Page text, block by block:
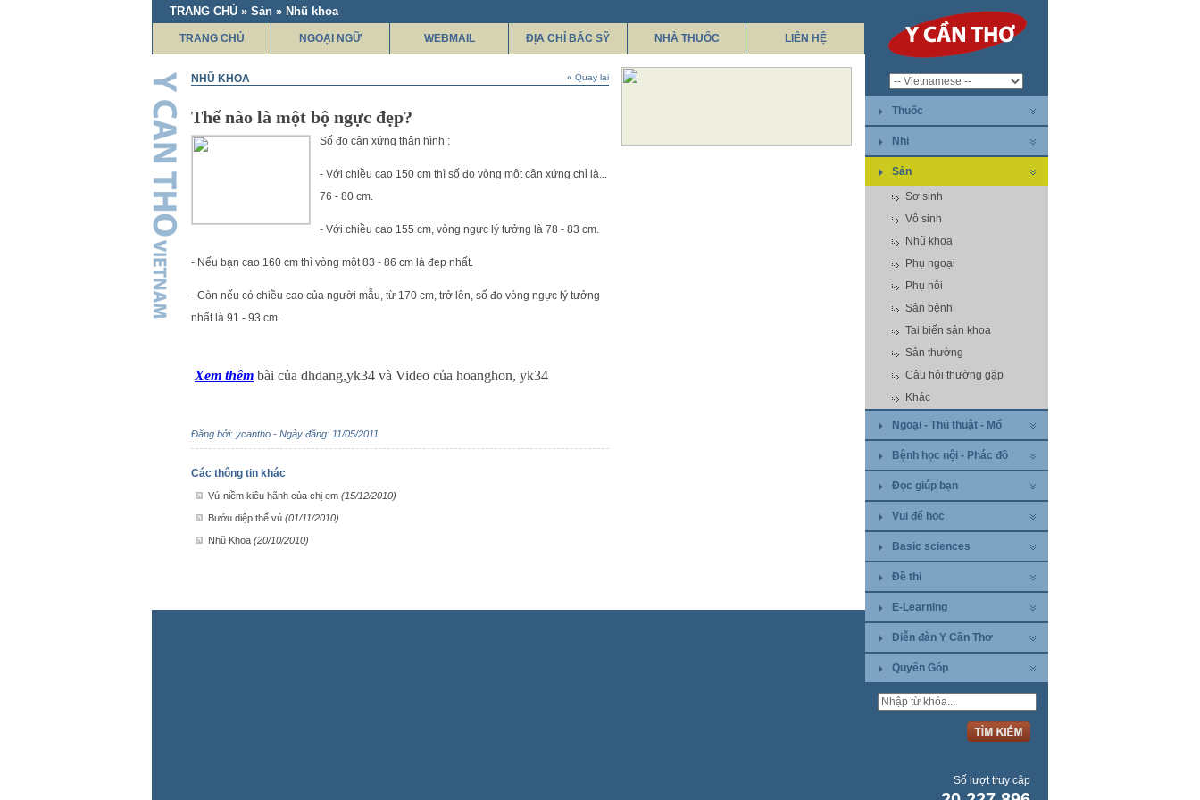
TRANG CHỦ » Sản » Nhũ khoa
TRANG CHỦ NGOẠI NGỮ WEBMAIL ĐỊA CHỈ BÁC SỸ NHÀ THUỐC LIÊN HỆ
NHŨ KHOA « Quay lại
Thế nào là một bộ ngực đẹp?
Số đo cân xứng thân hình :
- Với chiều cao 150 cm thì số đo vòng một cân xứng chỉ là...
76 - 80 cm.
- Với chiều cao 155 cm, vòng ngực lý tưởng là 78 - 83 cm.
- Nếu bạn cao 160 cm thì vòng một 83 - 86 cm là đẹp nhất.
- Còn nếu có chiều cao của người mẫu, từ 170 cm, trở lên, số đo vòng ngực lý tưởng
nhất là 91 - 93 cm.
Xem thêm bài của dhdang,yk34 và Video của hoanghon, yk34
Đăng bởi: ycantho - Ngày đăng: 11/05/2011
Các thông tin khác
Vú-niềm kiêu hãnh của chị em (15/12/2010)
Bướu diệp thể vú (01/11/2010)
Nhũ Khoa (20/10/2010)
Thuốc
Nhi
Sản
Sơ sinh
Vô sinh
Nhũ khoa
Phụ ngoại
Phụ nội
Sản bệnh
Tai biến sản khoa
Sản thường
Câu hỏi thường gặp
Khác
Ngoại - Thủ thuật - Mổ
Bệnh học nội - Phác đồ
Đọc giúp bạn
Vui để học
Basic sciences
Đề thi
E-Learning
Diễn đàn Y Cần Thơ
Quyên Góp
Số lượt truy cập